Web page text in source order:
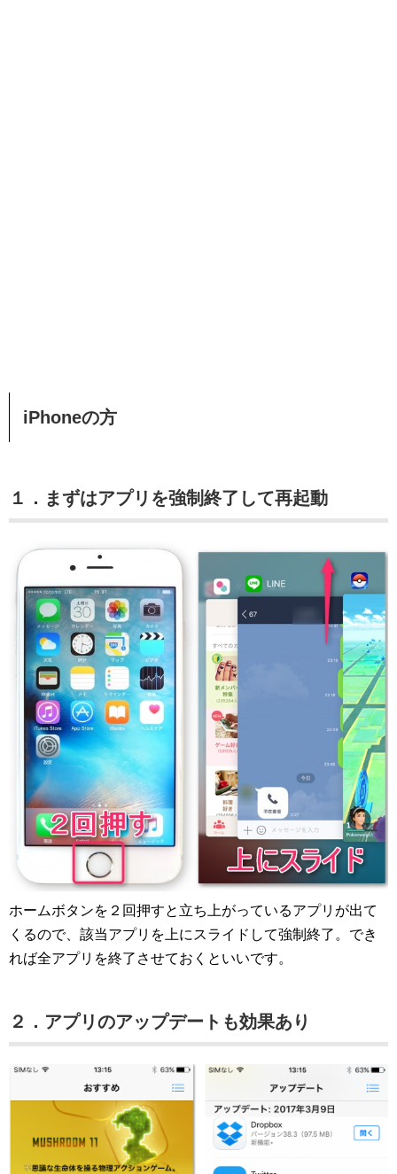
iPhoneの方
１．まずはアプリを強制終了して再起動
ホームボタンを２回押すと立ち上がっているアプリが出て
くるので、該当アプリを上にスライドして強制終了。でき
れば全アプリを終了させておくといいです。
２．アプリのアップデートも効果あり